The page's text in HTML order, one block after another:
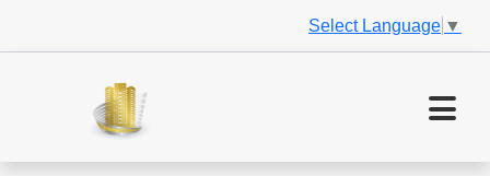
Select Language ▼